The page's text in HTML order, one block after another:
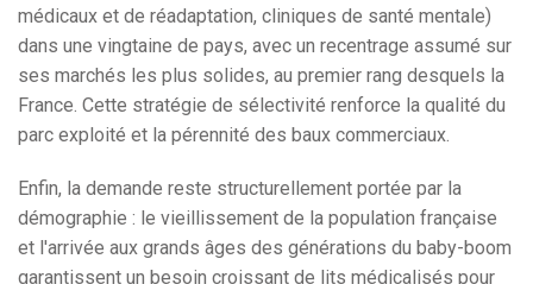
médicaux et de réadaptation, cliniques de santé mentale)
dans une vingtaine de pays, avec un recentrage assumé sur
ses marchés les plus solides, au premier rang desquels la
France. Cette stratégie de sélectivité renforce la qualité du
parc exploité et la pérennité des baux commerciaux.
Enfin, la demande reste structurellement portée par la
démographie : le vieillissement de la population française
et l'arrivée aux grands âges des générations du baby-boom
garantissent un besoin croissant de lits médicalisés pour